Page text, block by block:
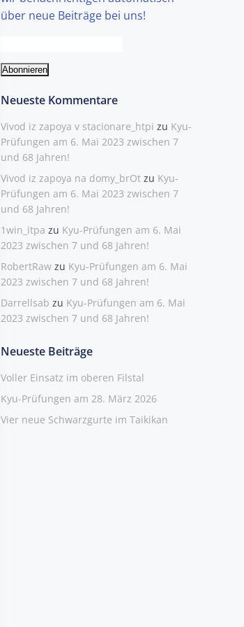
über neue Beiträge bei uns!
Neueste Kommentare
Vivod iz zapoya v stacionare_htpi zu Kyu-
Prüfungen am 6. Mai 2023 zwischen 7
und 68 Jahren!
Vivod iz zapoya na domy_brOt zu Kyu-
Prüfungen am 6. Mai 2023 zwischen 7
und 68 Jahren!
1win_itpa zu Kyu-Prüfungen am 6. Mai
2023 zwischen 7 und 68 Jahren!
RobertRaw zu Kyu-Prüfungen am 6. Mai
2023 zwischen 7 und 68 Jahren!
Darrellsab zu Kyu-Prüfungen am 6. Mai
2023 zwischen 7 und 68 Jahren!
Neueste Beiträge
Voller Einsatz im oberen Filstal
Kyu-Prüfungen am 28. März 2026
Vier neue Schwarzgurte im Taikikan